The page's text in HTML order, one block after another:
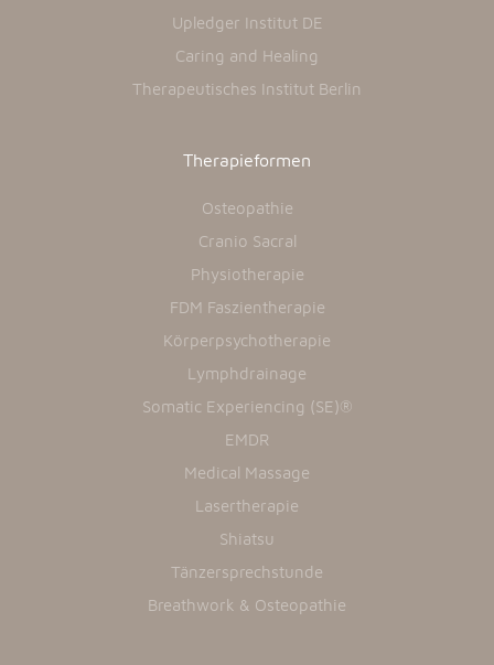
Upledger Institut DE
Caring and Healing
Therapeutisches Institut Berlin
Therapieformen
Osteopathie
Cranio Sacral
Physiotherapie
FDM Faszientherapie
Körperpsychotherapie
Lymphdrainage
Somatic Experiencing (SE)®
EMDR
Medical Massage
Lasertherapie
Shiatsu
Tänzersprechstunde
Breathwork & Osteopathie